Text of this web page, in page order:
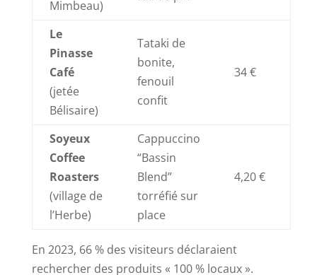
Mimbeau)
Le
Pinasse
Café
(jetée
Bélisaire)
Tataki de
bonite,
fenouil
confit
34 €
Soyeux
Coffee
Roasters
(village de
l’Herbe)
Cappuccino
“Bassin
Blend”
torréfié sur
place
4,20 €
En 2023, 66 % des visiteurs déclaraient
rechercher des produits « 100 % locaux ».